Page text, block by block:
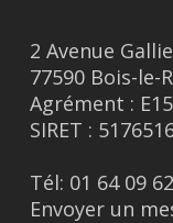
2 Avenue
77590 Bois-le-
Agrément :
SIRET :
Tél: 01 64 09
Envoyer un